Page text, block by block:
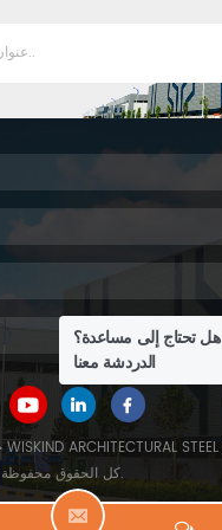
هل تحتاج إلى مساعدة؟
الدردشة معنا
LTD.كل الحقوق محفوظة.